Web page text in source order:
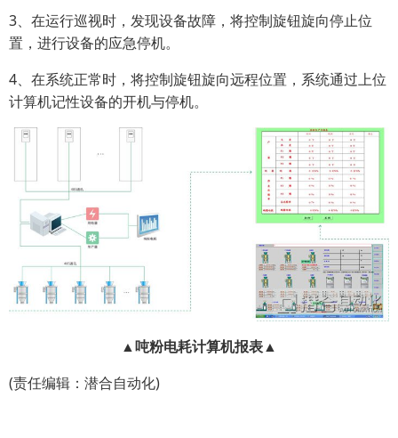
3、在运行巡视时，发现设备故障，将控制旋钮旋向停止位
置，进行设备的应急停机。
4、在系统正常时，将控制旋钮旋向远程位置，系统通过上位
计算机记性设备的开机与停机。
▲吨粉电耗计算机报表▲
(责任编辑：潜合自动化)